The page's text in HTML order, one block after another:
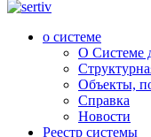
о системе
О Системе
Объекты,
Справка
Новости
Реестр системы